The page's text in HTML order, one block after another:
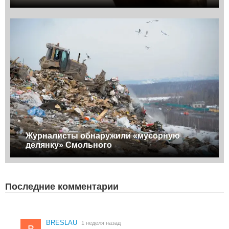
Журналисты обнаружили «мусорную
делянку» Смольного
Последние комментарии
BRESLAU 1 неделя назад